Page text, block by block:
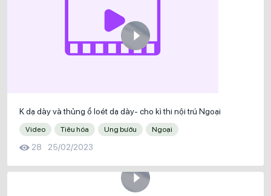
K dạ dày và thủng ổ loét dạ dày- cho kì thi nội trú Ngoại
Video Tiêu hóa Ung bướu Ngoại
28 25/02/2023